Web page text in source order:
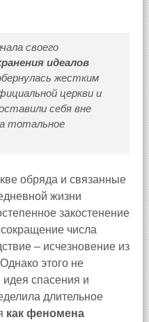
своего
идеалов
жестким
церкви и
себя вне
тотальное
обряда и связанные
жизни
закостенение
числа
– исчезновение из
этого не
спасения и
длительное
как феномена